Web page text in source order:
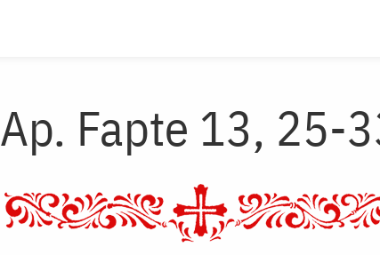
Ap. Fapte 13, 25-